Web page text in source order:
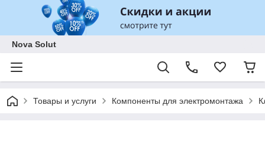
Nova Solut
Товары и услуги Компоненты для электромонтажа